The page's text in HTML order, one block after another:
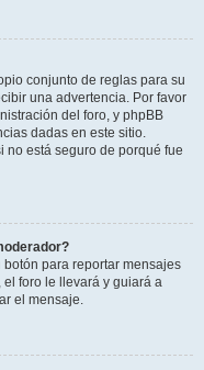
conjunto de reglas para su
una advertencia. Por favor
del foro, y phpBB
dadas en este sitio.
no está seguro de porqué fue
para reportar mensajes
foro le llevará y guiará a
el mensaje.